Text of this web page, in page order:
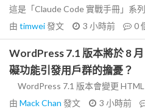
這是「Claude Code 實戰手冊」系
由 timwei發文 3 小時前 0
WordPress 7.1 版本將於 8
礙功能引發用戶群的擔憂？
WordPress 7.1 版本會變更 HTML
由 Mack Chan 發文 3 小時前